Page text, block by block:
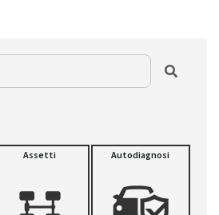
CONTATTI
AREA RISERVATA
Assetti Autodiagnosi